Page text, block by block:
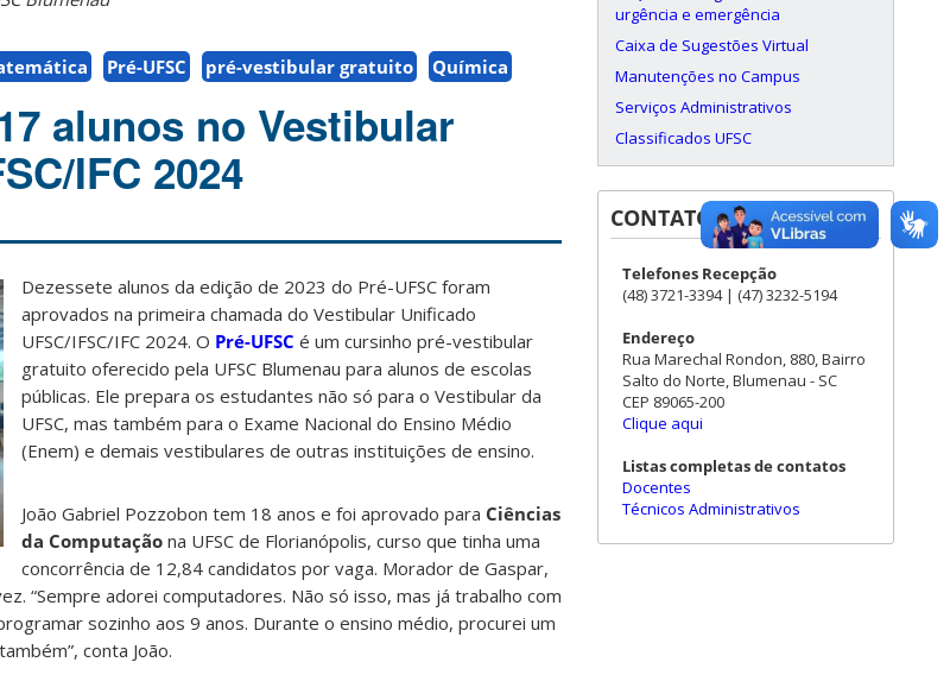
Pré-UFSC pré-vestibular gratuito Química
alunos no Vestibular
IFC 2024
Dezessete alunos da edição de 2023 do Pré-UFSC foram
aprovados na primeira chamada do Vestibular Unificado
UFSC/IFSC/IFC 2024. O Pré-UFSC é um cursinho pré-vestibular
gratuito oferecido pela UFSC Blumenau para alunos de escolas
públicas. Ele prepara os estudantes não só para o Vestibular da
UFSC, mas também para o Exame Nacional do Ensino Médio
(Enem) e demais vestibulares de outras instituições de ensino.
João Gabriel Pozzobon tem 18 anos e foi aprovado para Ciências
da Computação na UFSC de Florianópolis, curso que tinha uma
concorrência de 12,84 candidatos por vaga. Morador de Gaspar,
“Sempre adorei computadores. Não só isso, mas já trabalho com
sozinho aos 9 anos. Durante o ensino médio, procurei um
conta João.
urgência e emergência
Caixa de Sugestões Virtual
Manutenções no Campus
Serviços Administrativos
Classificados UFSC
CONTATOS
Telefones Recepção
(48) 3721-3394 | (47) 3232-5194
Endereço
Rua Marechal Rondon, 880, Bairro
Salto do Norte, Blumenau - SC
CEP 89065-200
Clique aqui
Listas completas de contatos
Docentes
Técnicos Administrativos